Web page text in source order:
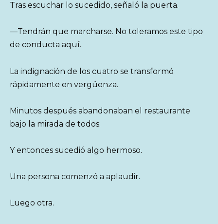
Tras escuchar lo sucedido, señaló la puerta.
—Tendrán que marcharse. No toleramos este tipo
de conducta aquí.
La indignación de los cuatro se transformó
rápidamente en vergüenza.
Minutos después abandonaban el restaurante
bajo la mirada de todos.
Y entonces sucedió algo hermoso.
Una persona comenzó a aplaudir.
Luego otra.